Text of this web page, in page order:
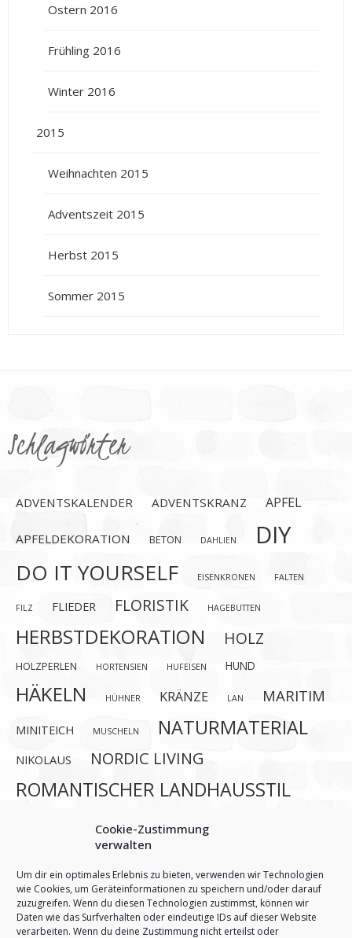
Cookie-Zustimmung
verwalten
Um dir ein optimales Erlebnis zu bieten, verwenden wir Technologien
wie Cookies, um Geräteinformationen zu speichern und/oder darauf
zuzugreifen. Wenn du diesen Technologien zustimmst, können wir
Daten wie das Surfverhalten oder eindeutige IDs auf dieser Website
verarbeiten. Wenn du deine Zustimmung nicht erteilst oder
Ostern 2016
Frühling 2016
Winter 2016
2015
Weihnachten 2015
Adventszeit 2015
Herbst 2015
Sommer 2015
Schlagwörter
ADVENTSKALENDER ADVENTSKRANZ APFEL
APFELDEKORATION BETON DAHLIEN DIY
DO IT YOURSELF EISENKRONEN FALTEN
FILZ FLIEDER FLORISTIK HAGEBUTTEN
HERBSTDEKORATION HOLZ
HOLZPERLEN HORTENSIEN HUFEISEN HUND
HÄKELN HÜHNER KRÄNZE LAN MARITIM
MINITEICH MUSCHELN NATURMATERIAL
NIKOLAUS NORDIC LIVING
ROMANTISCHER LANDHAUSSTIL
ROSTDEKO SCADINAVIANSTYLE
SCHNECKEN
SELBSTGEMACHT SHABBY CHIC
SOMMERDEKO SONNENBLUMEN VINTAGE